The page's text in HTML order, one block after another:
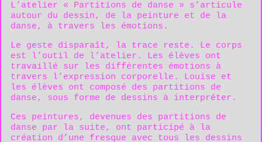
L’atelier « Partitions de danse » s’articule
autour du dessin, de la peinture et de la
danse, à travers les émotions.
Le geste disparaît, la trace reste. Le corps
est l’outil de l’atelier. Les élèves ont
travaillé sur les différentes émotions à
travers l’expression corporelle. Louise et
les élèves ont composé des partitions de
danse, sous forme de dessins à interpréter.
Ces peintures, devenues des partitions de
danse par la suite, ont participé à la
création d’une fresque avec tous les dessins